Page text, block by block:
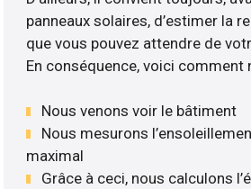
panneaux solaires, d’estimer la
que vous pouvez attendre de
En conséquence, voici comment
Nous venons voir le bâtiment
Nous mesurons
maximal
Grâce à ceci, nous calculons